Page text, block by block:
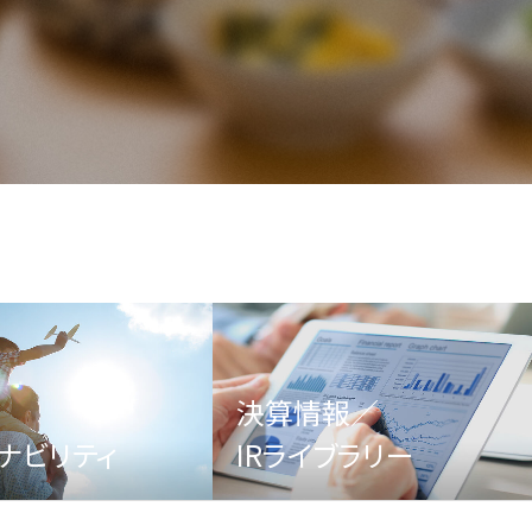
ビリティ
決算情報／
IRライブラリー